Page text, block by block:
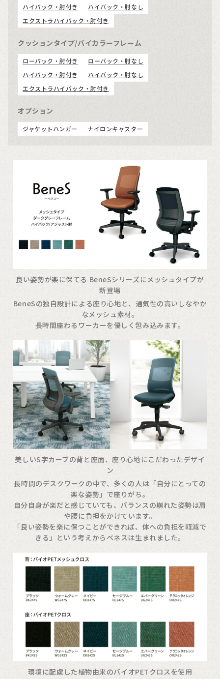
ハイバック・肘付き
ハイバック・肘なし
エクストラハイバック・肘付き
クッションタイプ/バイカラーフレーム
ローバック・肘付き
ローバック・肘なし
ハイバック・肘付き
ハイバック・肘なし
エクストラハイバック・肘付き
オプション
ジャケットハンガー ナイロンキャスター
良い姿勢が楽に保てる BeneSシリーズにメッシュタイプが
新登場
BeneSの独自設計による座り心地と、通気性の高いしなやか
なメッシュ素材。
長時間座わるワーカーを優しく包み込みます。
美しいS字カーブの背と座面、座り心地にこだわったデザイ
ン
長時間のデスクワークの中で、多くの人は「自分にとっての
楽な姿勢」で座りがち。
自分自身が楽だと感じていても、バランスの崩れた姿勢は肩
や腰に負担をかけています。
「良い姿勢を楽に保つことができれば、体への負担を軽減で
きる」という考えからベネスは生まれました。
環境に配慮した植物由来のバイオPETクロスを使用